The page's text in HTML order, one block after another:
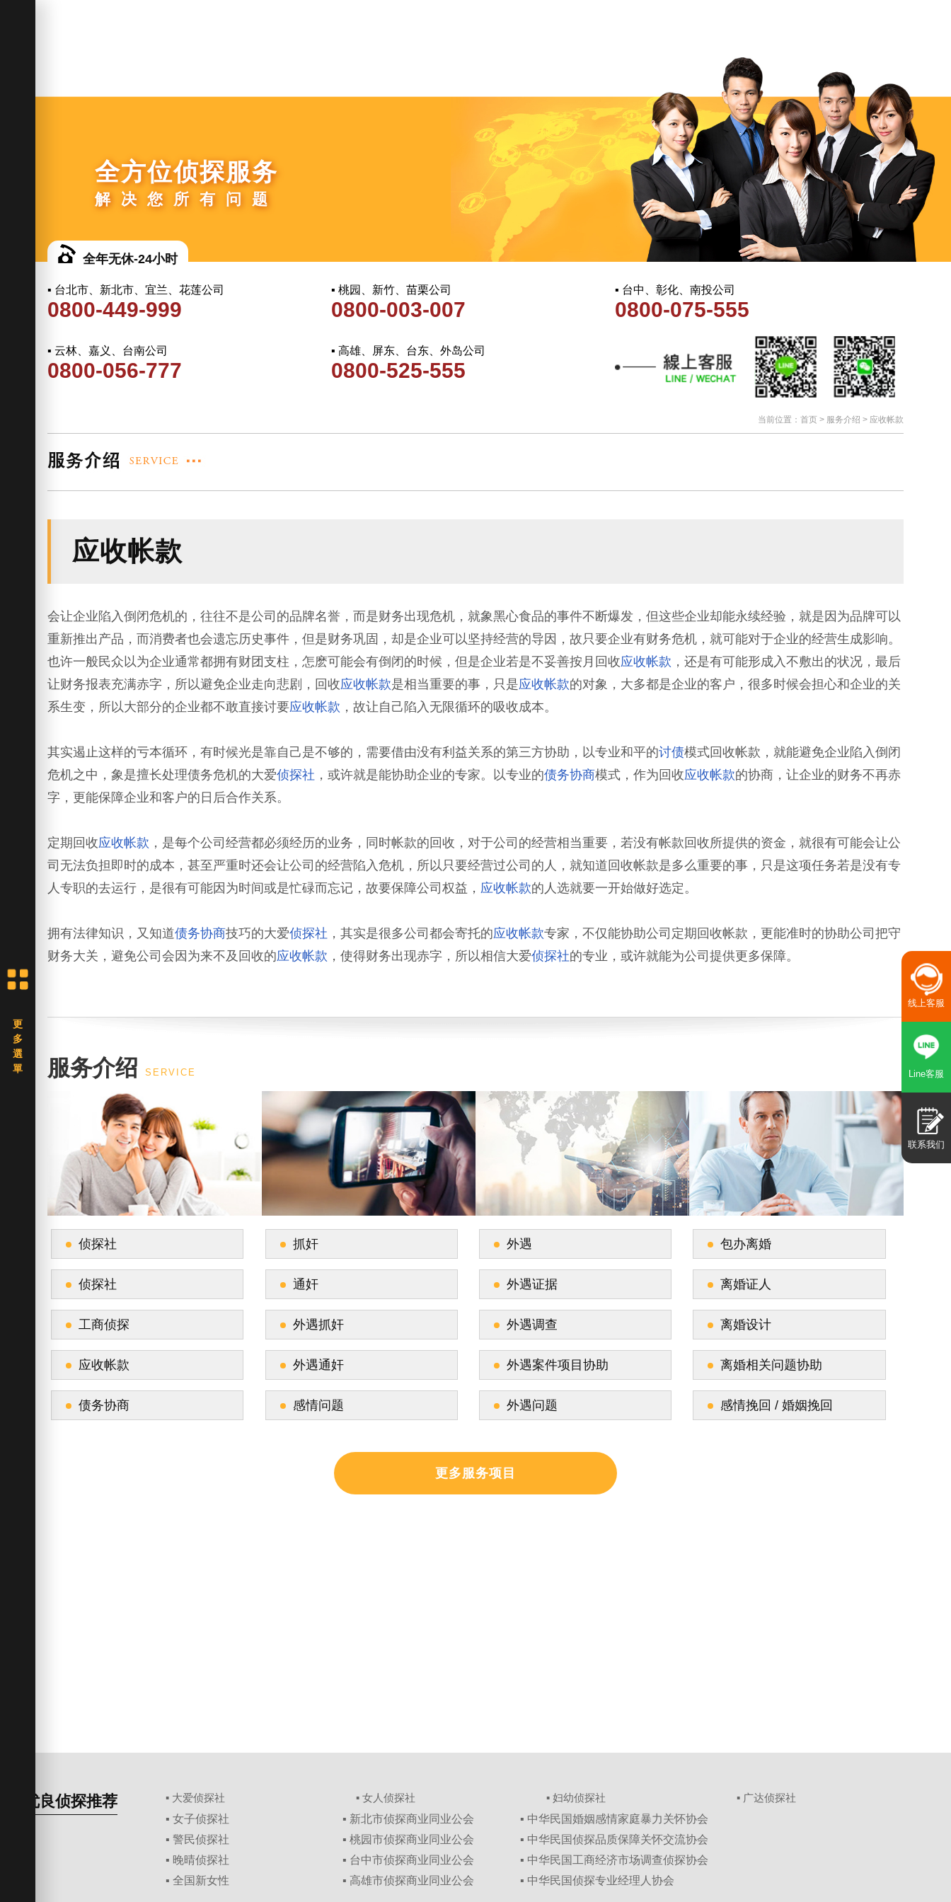
当前位置： 首页> 服务介绍 > 应收帐款
全方位侦探服务
解决您所有问题
全年无休-24小时
▪ 台北市、新北市、宜兰、花莲公司
0800-449-999
▪ 桃园、新竹、苗栗公司
0800-003-007
▪ 台中、彰化、南投公司
0800-075-555
▪ 云林、嘉义、台南公司
0800-056-777
▪ 高雄、屏东、台东、外岛公司
0800-525-555
应收帐款
会让企业陷入倒闭危机的，往往不是公司的品牌名誉，而是财务出现危机，就象黑心食品的事件不断爆发，但这些企业却能永续经验，就是因为品牌可以
重新推出产品，而消费者也会遗忘历史事件，但是财务巩固，却是企业可以坚持经营的导因，故只要企业有财务危机，就可能对于企业的经营生成影响。
也许一般民众以为企业通常都拥有财团支柱，怎麽可能会有倒闭的时候，但是企业若是不妥善按月回收应收帐款 ，还是有可能形成入不敷出的状况，最后
让财务报表充满赤字，所以避免企业走向悲剧，回收应收帐款是相当重要的事，只是应收帐款的对象，大多都是企业的客户，很多时候会担心和企业的关
系生变，所以大部分的企业都不敢直接讨要应收帐款 ，故让自己陷入无限循环的吸收成本。
其实遏止这样的亏本循环，有时候光是靠自己是不够的，需要借由没有利益关系的第三方协助，以专业和平的讨债模式回收帐款，就能避免企业陷入倒闭
危机之中，象是擅长处理债务危机的大爱侦探社 ，或许就是能协助企业的专家。以专业的债务协商模式，作为回收应收帐款的协商，让企业的财务不再赤
字，更能保障企业和客户的日后合作关系。
定期回收应收帐款 ，是每个公司经营都必须经历的业务，同时帐款的回收，对于公司的经营相当重要，若没有帐款回收所提供的资金，就很有可能会让公
司无法负担即时的成本，甚至严重时还会让公司的经营陷入危机，所以只要经营过公司的人，就知道回收帐款是多么重要的事，只是这项任务若是没有专
人专职的去运行，是很有可能因为时间或是忙碌而忘记，故要保障公司权益， 应收帐款的人选就要一开始做好选定。
拥有法律知识，又知道债务协商技巧的大爱侦探社 ，其实是很多公司都会寄托的应收帐款专家，不仅能协助公司定期回收帐款，更能准时的协助公司把守
财务大关，避免公司会因为来不及回收的应收帐款 ，使得财务出现赤字，所以相信大爱侦探社的专业，或许就能为公司提供更多保障。
服务介绍 SERVICE
侦探社
侦探社
工商侦探
应收帐款
债务协商
抓奸
通奸
外遇抓奸
外遇通奸
感情问题
外遇
外遇证据
外遇调查
外遇案件项目协助
外遇问题
包办离婚
离婚证人
离婚设计
离婚相关问题协助
感情挽回 / 婚姻挽回
更多服务项目
优良侦探推荐 ▪ 大爱侦探社 ▪ 女人侦探社 ▪ 妇幼侦探社 ▪ 广达侦探社
▪ 女子侦探社
▪ 警民侦探社
▪ 晚晴侦探社
▪ 全国新女性
▪ 新北市侦探商业同业公会
▪ 桃园市侦探商业同业公会
▪ 台中市侦探商业同业公会
▪ 高雄市侦探商业同业公会
▪ 中华民国婚姻感情家庭暴力关怀协会
▪ 中华民国侦探品质保障关怀交流协会
▪ 中华民国工商经济市场调查侦探协会
▪ 中华民国侦探专业经理人协会
线上客服
Line客服
联系我们